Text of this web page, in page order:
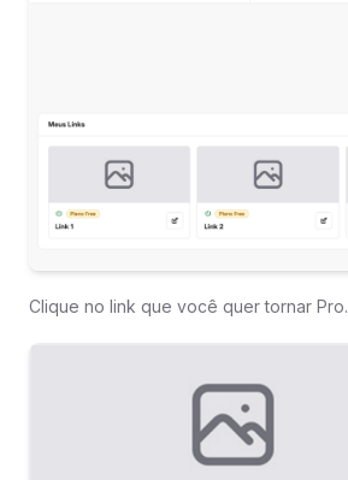
Clique no link que você quer tornar Pro.